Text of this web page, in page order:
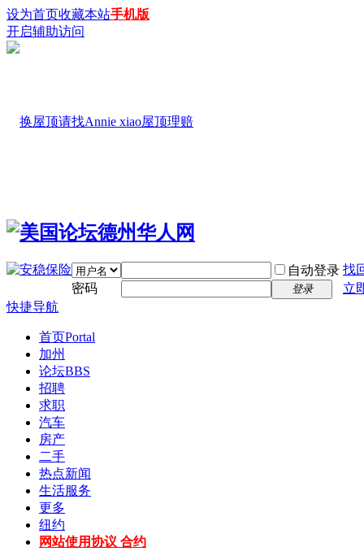
设为首页收藏本站手机版
开启辅助访问
自动登录 找
密码
登录
立
快捷导航
首页Portal
加州
论坛BBS
招聘
求职
汽车
房产
二手
热点新闻
生活服务
更多
纽约
网站使用协议 合约